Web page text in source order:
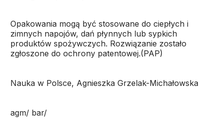
Opakowania mogą być stosowane do ciepłych i
zimnych napojów, dań płynnych lub sypkich
produktów spożywczych. Rozwiązanie zostało
zgłoszone do ochrony patentowej.(PAP)
Nauka w Polsce, Agnieszka Grzelak-Michałowska
agm/ bar/